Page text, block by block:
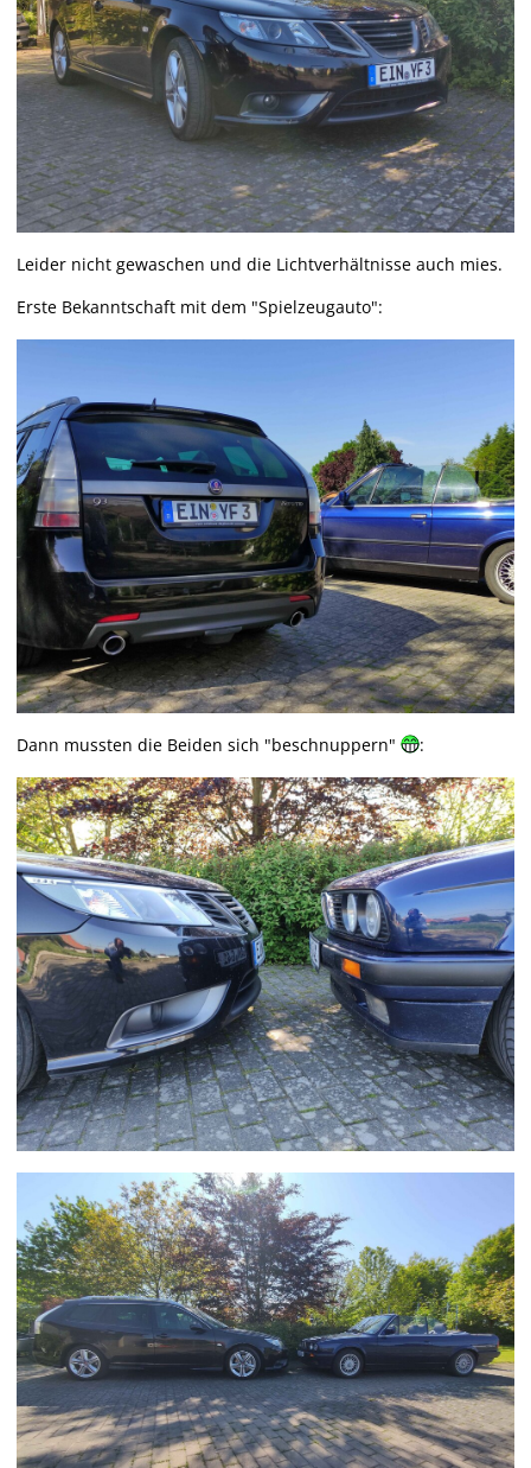
Leider nicht gewaschen und die Lichtverhältnisse auch mies.
Erste Bekanntschaft mit dem "Spielzeugauto":
Dann mussten die Beiden sich "beschnuppern" :